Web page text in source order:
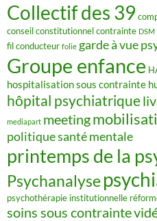
Collectif des 39
conseil constitutionnelcontrainte DSM
fil conducteur folie garde à vue
Groupe enfance
hospitalisation sous contrainte
hôpital psychiatrique
mediapart meeting
politique santé mentale
printemps de la
Psychanalyse
psychothérapie institutionnelle
soins sous contrainte